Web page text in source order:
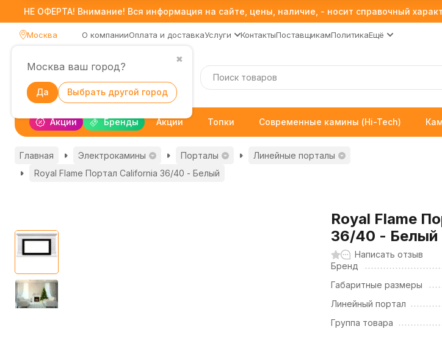
НЕ ОФЕРТА! Внимание! Вся информация на сайте, цены, наличие, - носит справочный
Москва
✖
Москва ваш город?
Да Выбрать другой город
О компанииОплата и доставкаУслуги КонтактыПоставщикамПолитикаЕщё
Акции Бренды Акции Топки Современные камины (Hi-Tech)
Главная Электрокамины Порталы
Линейные порталы
Royal Flame Портал California 36/40 - Белый
Royal Flame
36/40 - Белый
Написать отзыв
Бренд
Габаритные размеры
Линейный портал
Группа товара